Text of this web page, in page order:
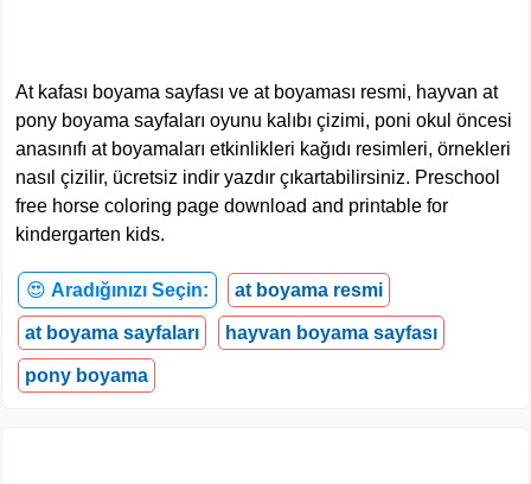
At kafası boyama sayfası ve at boyaması resmi, hayvan at
pony boyama sayfaları oyunu kalıbı çizimi, poni okul öncesi
anasınıfı at boyamaları etkinlikleri kağıdı resimleri, örnekleri
nasıl çizilir, ücretsiz indir yazdır çıkartabilirsiniz. Preschool
free horse coloring page download and printable for
kindergarten kids.
😍 Aradığınızı Seçin: at boyama resmi
at boyama sayfaları hayvan boyama sayfası
pony boyama